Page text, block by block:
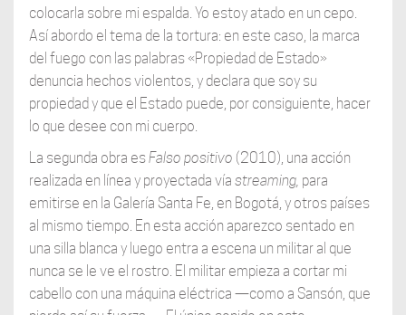
colocarla sobre mi espalda. Yo estoy atado en un cepo.
Así abordo el tema de la tortura: en este caso, la marca
del fuego con las palabras «Propiedad de Estado»
denuncia hechos violentos, y declara que soy su
propiedad y que el Estado puede, por consiguiente, hacer
lo que desee con mi cuerpo.
La segunda obra esFalso positivo (2010), una acción
realizada en línea y proyectada vía streaming, para
emitirse en la Galería Santa Fe, en Bogotá, y otros países
al mismo tiempo. En esta acción aparezco sentado en
una silla blanca y luego entra a escena un militar al que
nunca se le ve el rostro. El militar empieza a cortar mi
cabello con una máquina eléctrica —como a Sansón, que